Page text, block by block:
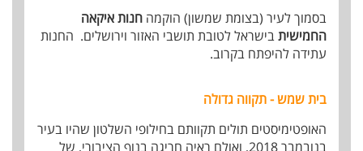
בסמוך לעיר (בצומת שמשון) הוקמה חנות איקאה
החמישיתבישראל לטובת תושבי האזור וירושלים. החנות
עתידה להיפתח בקרוב.
בית שמש - תקווה גדולה
האופטימיסטים תולים תקוותם בחילופי השלטון שהיו בעיר
בנובמבר 2018, ואולם ראיה חריגה בנוף הציבורי, של